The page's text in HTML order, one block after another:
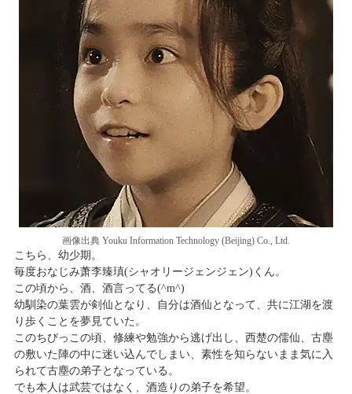
画像出典 Youku Information Technology (Beijing) Co., Ltd.
こちら、幼少期。
毎度おなじみ萧李臻瑱(シャオリージェンジェン)くん。
この頃から、酒、酒言ってる(^m^)
幼馴染の葉雲が剣仙となり、自分は酒仙となって、共に江湖を渡
り歩くことを夢見ていた。
このちびっこの頃、修練や勉強から逃げ出し、西楚の儒仙、古塵
の敷いた陣の中に迷い込んでしまい、素性を知らないまま気に入
られて古塵の弟子となっている。
でも本人は武芸ではなく、酒造りの弟子を希望。